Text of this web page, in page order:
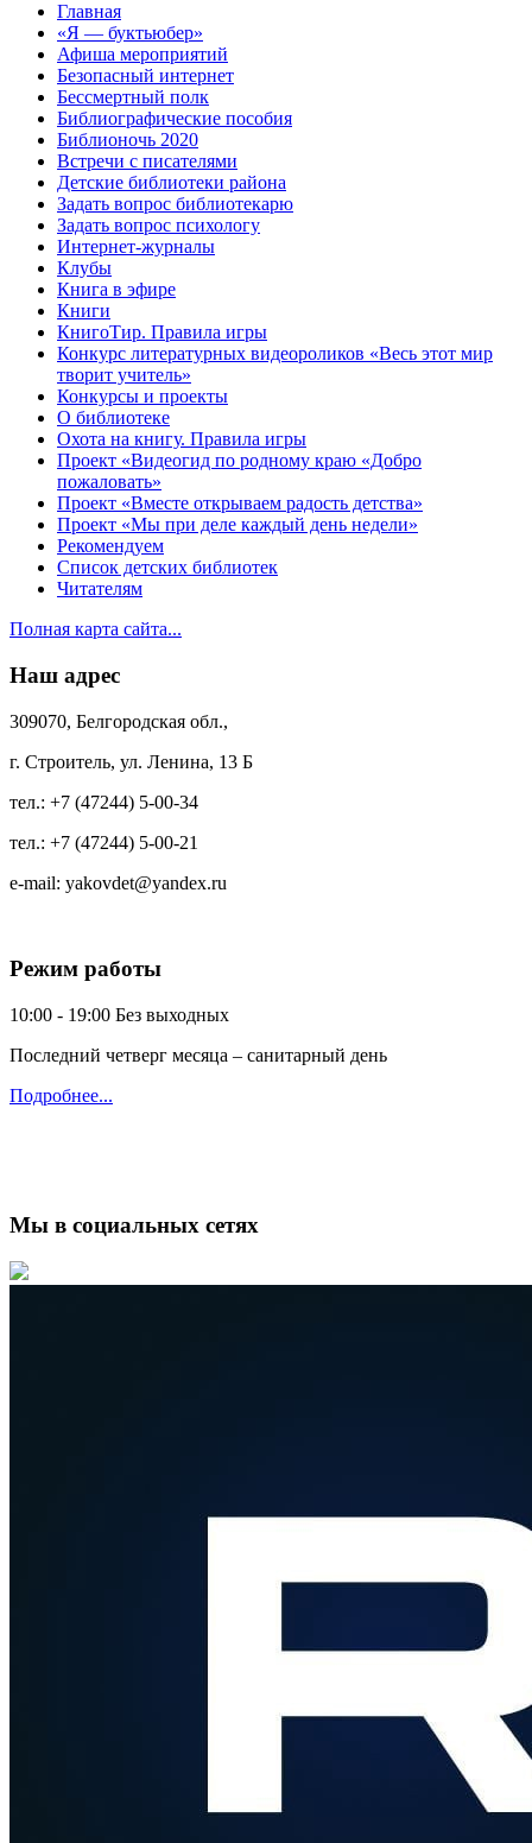
Главная
«Я — буктьюбер»
Афиша мероприятий
Безопасный интернет
Бессмертный полк
Библиографические пособия
Библионочь 2020
Встречи с писателями
Детские библиотеки района
Задать вопрос библиотекарю
Задать вопрос психологу
Интернет-журналы
Клубы
Книга в эфире
Книги
КнигоТир. Правила игры
Конкурс литературных видеороликов «Весь этот мир
творит учитель»
Конкурсы и проекты
О библиотеке
Охота на книгу. Правила игры
Проект «Видеогид по родному краю «Добро
пожаловать»
Проект «Вместе открываем радость детства»
Проект «Мы при деле каждый день недели»
Рекомендуем
Список детских библиотек
Читателям
Полная карта сайта...
Наш адрес
309070, Белгородская обл.,
г. Строитель, ул. Ленина, 13 Б
тел.: +7 (47244) 5-00-34
тел.: +7 (47244) 5-00-21
e-mail: yakovdet@yandex.ru
Режим работы
10:00 - 19:00 Без выходных
Последний четверг месяца – санитарный день
Подробнее...
Мы в социальных сетях